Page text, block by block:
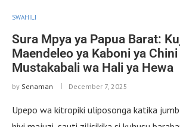
SWAHILI
Sura Mpya ya Papua Barat:
Maendeleo ya Kaboni ya
Mustakabali wa Hali ya Hewa
by Senaman December 7, 2025
Upepo wa kitropiki uliposonga katika